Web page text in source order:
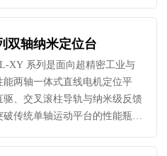
行程平面度和直线度小于士
，重复定位精度±100nm至
是兼顾运动精度，高动态性能
综合性纳米定位平台，可应用
物医疗领域的基因测序、光纤微
检测、表面轮廓检测、光纤对
检测、传感器测试和扫描过程。
双轴纳米定位台
XY 系列是面向超精密工业与
能两轴一体式直线电机定位平
驱、交叉滚柱导轨与纳米级反馈
破传统单轴运动平台的性能瓶
s，最大空载加速度可达1g。